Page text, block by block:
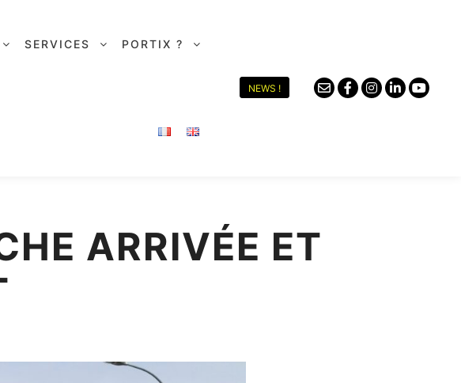
SERVICES PORTIX ?
NEWS !
ARRIVÉE ET